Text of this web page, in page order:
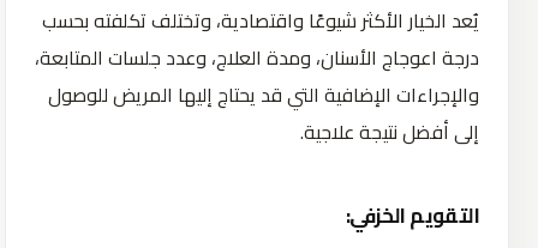
يُعد الخيار الأكثر شيوعًا واقتصادية، وتختلف تكلفته بحسب
درجة اعوجاج الأسنان، ومدة العلاج، وعدد جلسات المتابعة،
والإجراءات الإضافية التي قد يحتاج إليها المريض للوصول
إلى أفضل نتيجة علاجية.
التقويم الخزفي: